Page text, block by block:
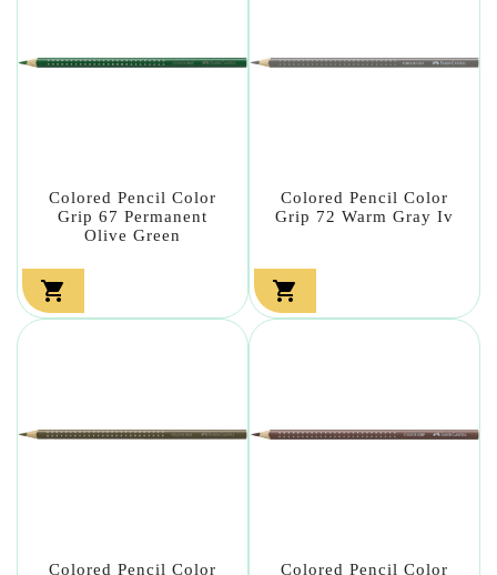
Colored Pencil Color
Grip 67 Permanent
Olive Green

Colored Pencil Color
Grip 72 Warm Gray Iv

Colored Pencil Color
Colored Pencil Color